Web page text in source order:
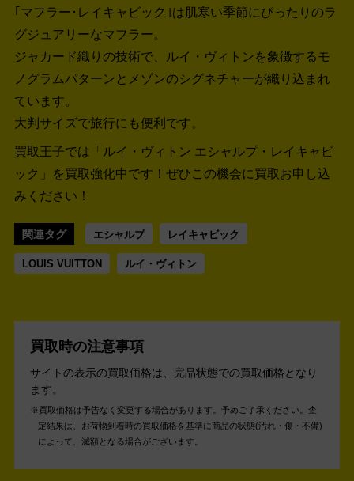
｢マフラー･レイキャビック｣は肌寒い季節にぴったりのラ
グジュアリーなマフラー。
ジャカード織りの技術で、ルイ・ヴィトンを象徴するモ
ノグラムパターンとメゾンのシグネチャーが織り込まれ
ています。
大判サイズで旅行にも便利です。
買取王子では「ルイ・ヴィトン エシャルプ・レイキャビ
ック」を買取強化中です！ ぜひこの機会に買取お申し込
みください！
関連タグ エシャルプ レイキャビック
LOUIS VUITTON ルイ・ヴィトン
買取時の注意事項
サイトの表示の買取価格は、完品状態での買取価格となり
ます。
買取価格は予告なく変更する場合があります。予めご了承ください。 査
定結果は、お荷物到着時の買取価格を基準に商品の状態(汚れ・傷・不備)
によって、減額となる場合がございます。